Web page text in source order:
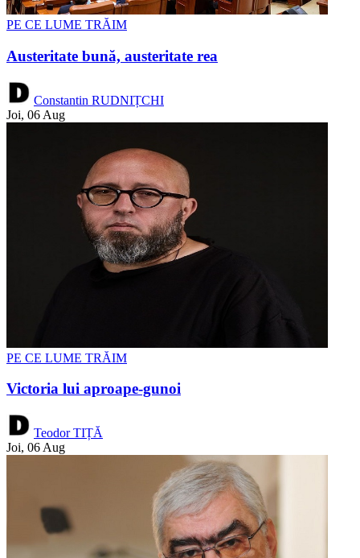
PE CE LUME TRĂIM
Austeritate bună, austeritate rea
Constantin RUDNIȚCHI
Joi, 06 Aug
PE CE LUME TRĂIM
Victoria lui aproape-gunoi
Teodor TIȚĂ
Joi, 06 Aug